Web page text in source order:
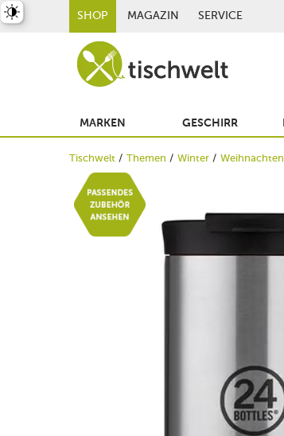
SHOP MAGAZIN SERVICE
MARKEN GESCHIRR
Tischwelt Themen Winter Weihnachten
umschalten